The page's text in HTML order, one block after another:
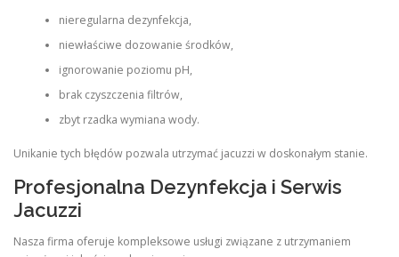
nieregularna dezynfekcja,
niewłaściwe dozowanie środków,
ignorowanie poziomu pH,
brak czyszczenia filtrów,
zbyt rzadka wymiana wody.
Unikanie tych błędów pozwala utrzymać jacuzzi w doskonałym stanie.
Profesjonalna Dezynfekcja i Serwis
Jacuzzi
Nasza firma oferuje kompleksowe usługi związane z utrzymaniem